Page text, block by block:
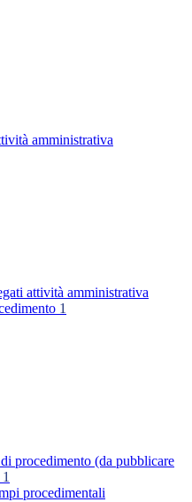
amministrativa
attività amministrativa
1
procedimento (da pubblicare
1
procedimentali